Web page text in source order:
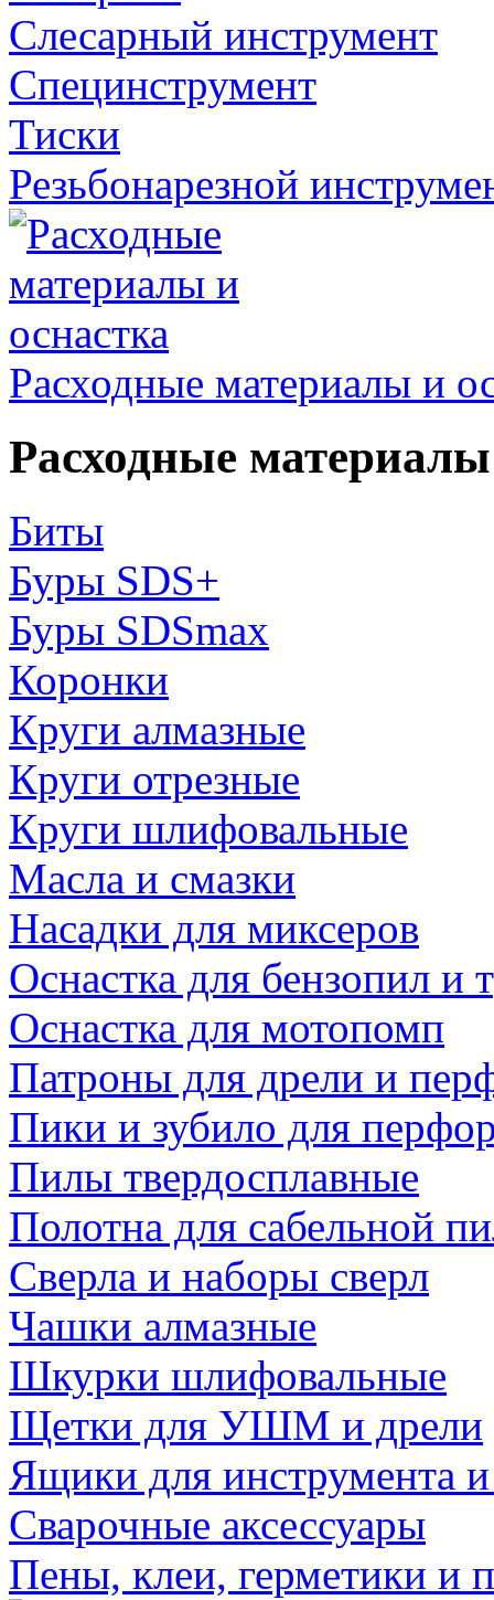
Слесарный инструмент
Специнструмент
Тиски
Резьбонарезной
Расходные материалы и
Расходные
Биты
Буры SDS+
Буры SDSmax
Коронки
Круги алмазные
Круги отрезные
Круги шлифовальные
Масла и смазки
Насадки для миксеров
Оснастка для бензопил и
Оснастка для мотопомп
Патроны для дрели и
Пики и зубило для
Пилы твердосплавные
Полотна для сабельной
Сверла и наборы сверл
Чашки алмазные
Шкурки шлифовальные
Щетки для УШМ и дрели
Ящики для инструмента
Сварочные аксессуары
Пены, клеи, герметики и